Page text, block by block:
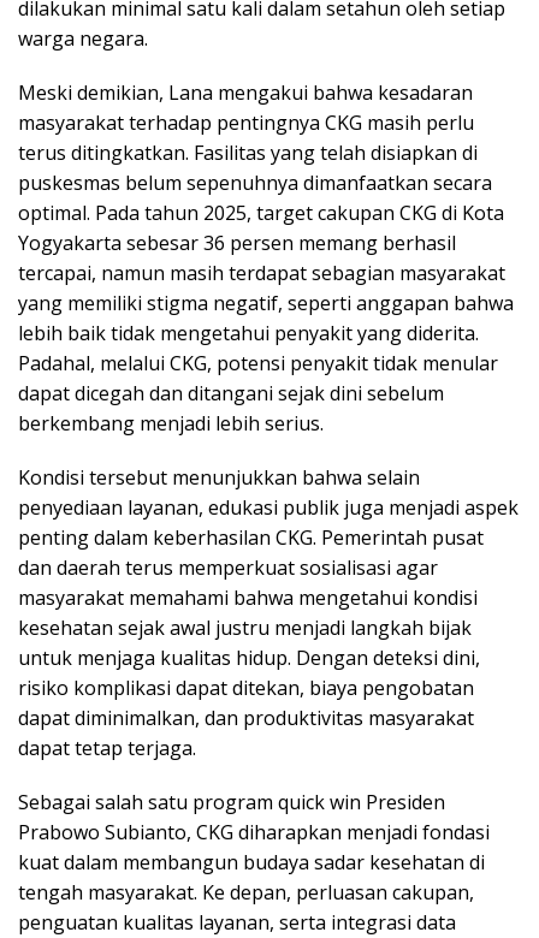
dilakukan minimal satu kali dalam setahun oleh setiap
warga negara.
Meski demikian, Lana mengakui bahwa kesadaran
masyarakat terhadap pentingnya CKG masih perlu
terus ditingkatkan. Fasilitas yang telah disiapkan di
puskesmas belum sepenuhnya dimanfaatkan secara
optimal. Pada tahun 2025, target cakupan CKG di Kota
Yogyakarta sebesar 36 persen memang berhasil
tercapai, namun masih terdapat sebagian masyarakat
yang memiliki stigma negatif, seperti anggapan bahwa
lebih baik tidak mengetahui penyakit yang diderita.
Padahal, melalui CKG, potensi penyakit tidak menular
dapat dicegah dan ditangani sejak dini sebelum
berkembang menjadi lebih serius.
Kondisi tersebut menunjukkan bahwa selain
penyediaan layanan, edukasi publik juga menjadi aspek
penting dalam keberhasilan CKG. Pemerintah pusat
dan daerah terus memperkuat sosialisasi agar
masyarakat memahami bahwa mengetahui kondisi
kesehatan sejak awal justru menjadi langkah bijak
untuk menjaga kualitas hidup. Dengan deteksi dini,
risiko komplikasi dapat ditekan, biaya pengobatan
dapat diminimalkan, dan produktivitas masyarakat
dapat tetap terjaga.
Sebagai salah satu program quick win Presiden
Prabowo Subianto, CKG diharapkan menjadi fondasi
kuat dalam membangun budaya sadar kesehatan di
tengah masyarakat. Ke depan, perluasan cakupan,
penguatan kualitas layanan, serta integrasi data